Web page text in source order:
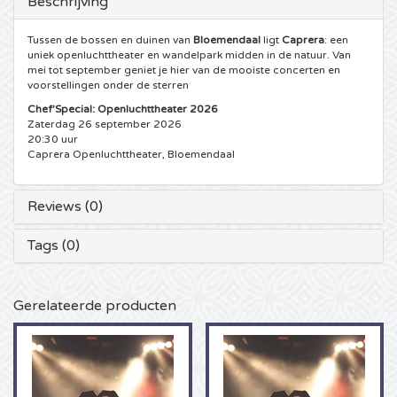
Simple Minds kaartjes
Toto kaartjes
UB 40 kaarten
De Amsterdamse Zomer kaarten
Normaal kaartjes
Tom Jones kaartjes
Ed Sheeran kaartjes
Dance Valley kaartjes
Intents kaartjes
Valhalla kaartjes
OH MY kaartjes
Kralingse Bos Festival
Free Your Mind Festival kaartjes
Strafwerk kaartjes
Hardcore4life kaartjes
Shockerz kaartjes
Swedish House Mafia kaartjes
Charlotte de Witte kaartjes
909 kaartjes
Verknipt kaartjes
DLDK kaarten
Above Beyond kaarten
Tussen de bossen en duinen van Bloemendaal ligt Caprera: een
uniek openluchttheater en wandelpark midden in de natuur. Van
mei tot september geniet je hier van de mooiste concerten en
voorstellingen onder de sterren
Chef'Special: Openluchttheater 2026
Zaterdag 26 september 2026
20:30 uur
Caprera Openluchttheater, Bloemendaal
Reviews (0)
Tags (0)
Gerelateerde producten